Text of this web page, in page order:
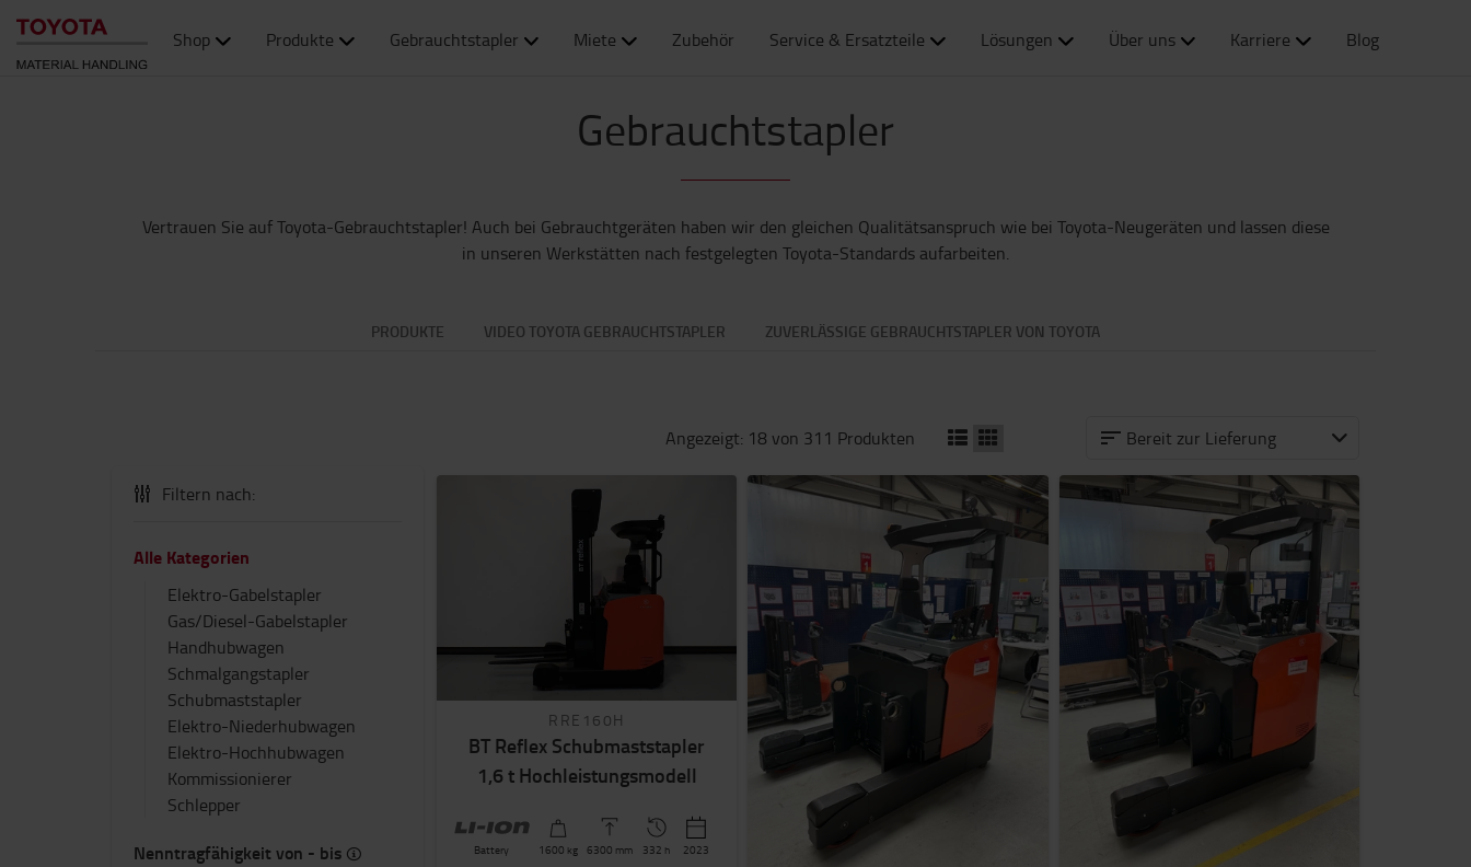
Shop Produkte Gebrauchtstapler Miete Zubehör Service & Ersatzteile Lösungen Über uns Karriere Blog
Gebrauchtstapler
Vertrauen Sie auf Toyota-Gebrauchtstapler! Auch bei Gebrauchtgeräten haben wir den gleichen Qualitätsanspruch wie bei Toyota-Neugeräten und lassen diese
in unseren Werkstätten nach festgelegten Toyota-Standards aufarbeiten.
PRODUKTE VIDEO TOYOTA GEBRAUCHTSTAPLER ZUVERLÄSSIGE GEBRAUCHTSTAPLER VON TOYOTA
Filtern nach:
Alle Kategorien
Elektro-Gabelstapler
Gas/Diesel-Gabelstapler
Handhubwagen
Schmalgangstapler
Schubmaststapler
Elektro-Niederhubwagen
Elektro-Hochhubwagen
Kommissionierer
Schlepper
Nenntragfähigkeit von - bis
Angezeigt: 18 von 311 Produkten Bereit zur Lieferung
RRE160H
BT Reflex Schubmaststapler
1,6 t Hochleistungsmodell
Battery 1600 kg 6300 mm 332 h 2023